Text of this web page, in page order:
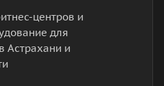
центров и
для
Астрахани и